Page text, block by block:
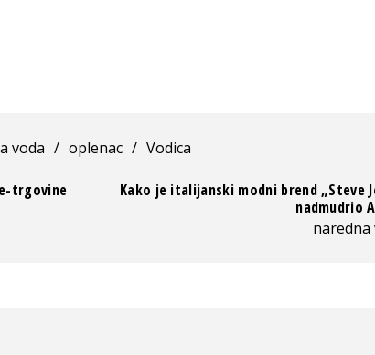
voda / oplenac / Vodica
e-trgovine
Kako je italijanski modni brend „Steve
nadmudrio
naredna